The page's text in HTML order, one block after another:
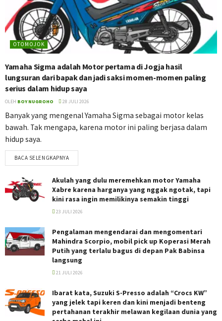
OTOMOJOK
Yamaha Sigma adalah Motor pertama di Jogja hasil
lungsuran dari bapak dan jadi saksi momen-momen paling
serius dalam hidup saya
OLEH BOY NUGROHO 28 JULI 2026
Banyak yang mengenal Yamaha Sigma sebagai motor kelas
bawah. Tak mengapa, karena motor ini paling berjasa dalam
hidup saya.
BACA SELENGKAPNYA
Akulah yang dulu meremehkan motor Yamaha
Xabre karena harganya yang nggak ngotak, tapi
kini rasa ingin memilikinya semakin tinggi
23 JULI 2026
Pengalaman mengendarai dan mengomentari
Mahindra Scorpio, mobil pick up Koperasi Merah
Putih yang terlalu bagus di depan Pak Babinsa
langsung
21 JULI 2026
Ibarat kata, Suzuki S-Presso adalah “Crocs KW”
yang jelek tapi keren dan kini menjadi benteng
pertahanan terakhir melawan kegilaan dunia yang